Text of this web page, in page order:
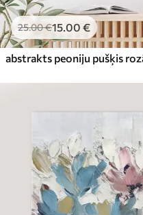
25.00€15.00 €
abstrakts peoniju pušķis